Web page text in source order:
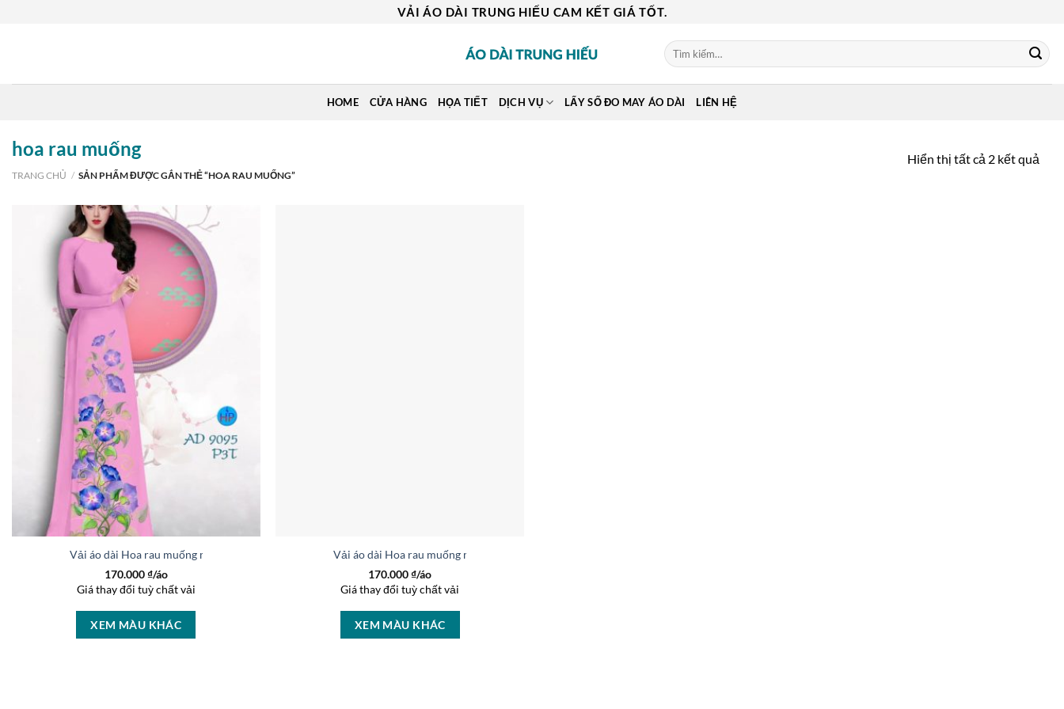
VẢI ÁO DÀI TRUNG HIẾU CAM KẾT GIÁ TỐT.
Tìm
kiếm:
HOME CỬA HÀNG HỌA TIẾT DỊCH VỤ LẤY SỐ ĐO MAY ÁO DÀI LIÊN HỆ
hoa rau muống
TRANG CHỦ / SẢN PHẨM ĐƯỢC GẮN THẺ “HOA RAU MUỐNG”
Hiển thị tất cả 2 kết quả
Vải áo dài Hoa rau muống mới ra AD 9095
170.000₫/áo
Giá thay đổi tuỳ chất vải
XEM MÀU KHÁC
Vải áo dài Hoa rau muống mới ra AD 9072
170.000₫/áo
Giá thay đổi tuỳ chất vải
XEM MÀU KHÁC